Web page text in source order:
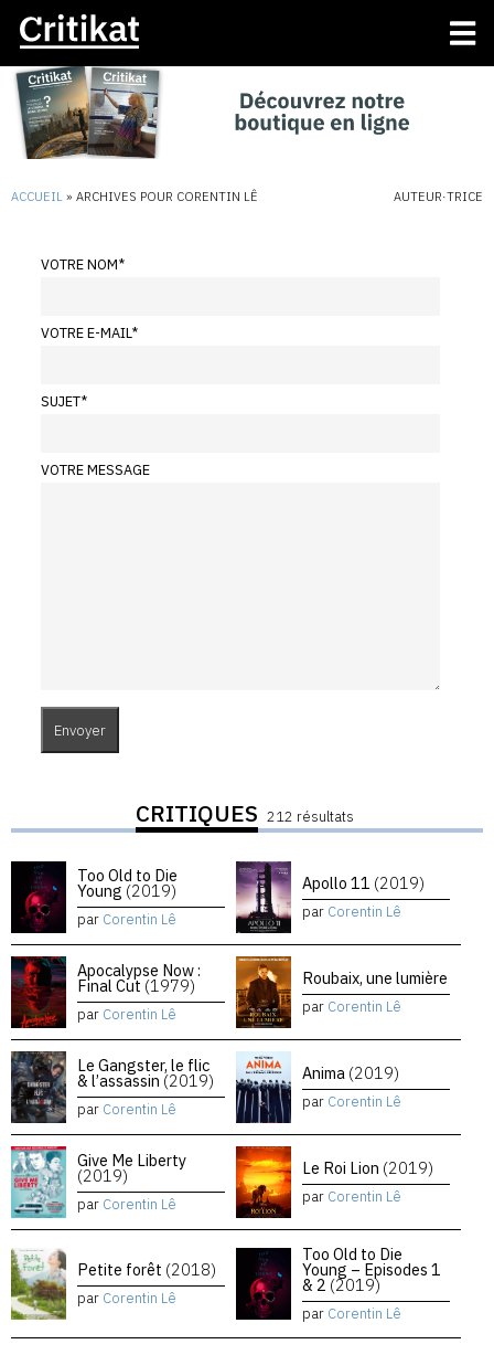
ACCUEIL » ARCHIVES POUR CORENTIN LÊ AUTEUR·TRICE
VOTRE NOM*
VOTRE E-MAIL*
SUJET*
VOTRE MESSAGE
CRITIQUES 212 résultats
Too Old to Die
Young (2019)
par Corentin Lê
Apollo 11 (2019)
par Corentin Lê
Apocalypse Now :
Final Cut (1979)
par Corentin Lê
Roubaix, une lumière
par Corentin Lê
Le Gangster, le flic
& l’assassin (2019)
par Corentin Lê
Anima (2019)
par Corentin Lê
Give Me Liberty
(2019)
par Corentin Lê
Le Roi Lion (2019)
par Corentin Lê
Petite forêt (2018)
par Corentin Lê
Too Old to Die
Young – Episodes 1
& 2 (2019)
par Corentin Lê